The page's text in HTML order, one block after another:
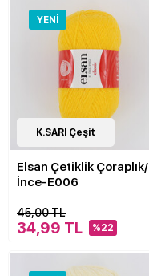
YENI
40Çeşit
K.SARI Çeşit
Elsan Çetiklik Çoraplık/
İnce-E006
45,00 TL
34,99 TL %22